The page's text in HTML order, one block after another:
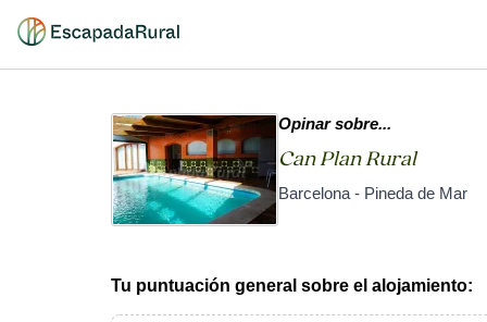
Opinar sobre...
Can Plan Rural
Barcelona - Pineda de Mar
Tu puntuación general sobre el alojamiento: